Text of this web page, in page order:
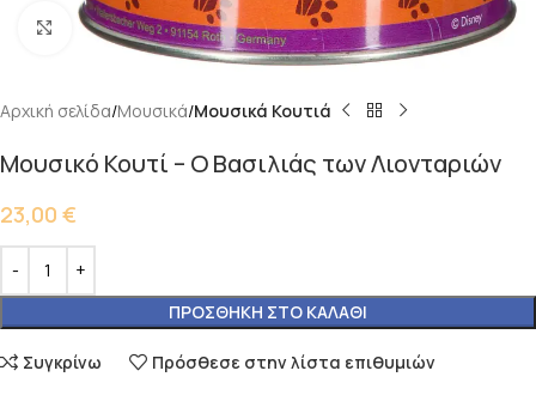
Κάντε κλικ για μεγέθυνση
Αρχική σελίδα Μουσικά Μουσικά Κουτιά
Μουσικό Κουτί – Ο Βασιλιάς των Λιονταριών
23,00 €
ΠΡΟΣΘΉΚΗ ΣΤΟ ΚΑΛΆΘΙ
Συγκρίνω Πρόσθεσε στην λίστα επιθυμιών